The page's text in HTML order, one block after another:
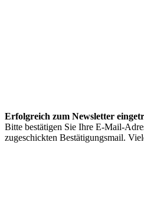
Erfolgreich zum Newsletter
Bitte bestätigen Sie Ihre E-Mail-
zugeschickten Bestätigungsmail.